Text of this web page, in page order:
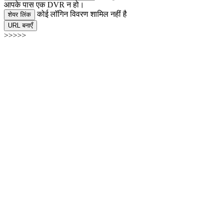
आपके पास एक DVR न हो।
शेयर लिंक कोई लॉगिन विवरण शामिल नहीं है
URL बनाएँ
>>>>>